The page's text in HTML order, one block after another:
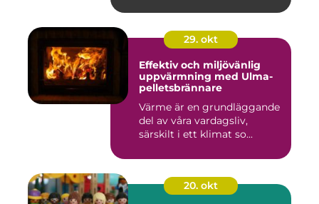
29. okt
Effektiv och miljövänlig
uppvärmning med Ulma-
pelletsbrännare
Värme är en grundläggande
del av våra vardagsliv,
särskilt i ett klimat so...
20. okt